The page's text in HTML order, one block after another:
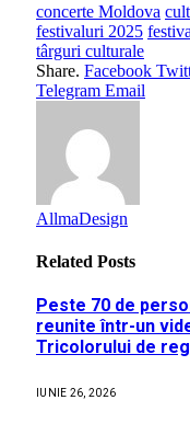
concerte Moldova
festivaluri 2025
târguri culturale
Share. Facebook
Telegram Email
AllmaDesign
Related Posts
Peste 70 de
reunite într-un
Tricolorului de
IUNIE 26, 2026